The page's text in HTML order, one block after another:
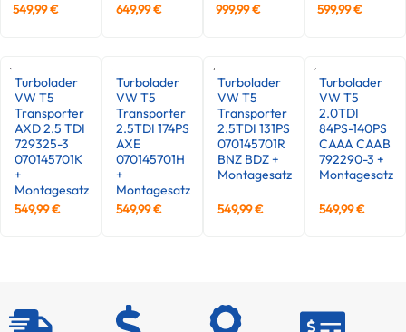
549,99€ 649,99€ 999,99€ 599,99€
Turbolader
VW T5
Transporter
AXD 2.5 TDI
729325-3
070145701K
+
Montagesatz
549,99€
Turbolader
VW T5
Transporter
2.5TDI 174PS
AXE
070145701H
+
Montagesatz
549,99€
Turbolader
VW T5
Transporter
2.5TDI 131PS
070145701R
BNZ BDZ +
Montagesatz
549,99€
Turbolader
VW T5
2.0TDI
84PS-140PS
CAAA CAAB
792290-3 +
Montagesatz
549,99€